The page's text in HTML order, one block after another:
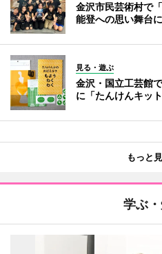
金沢市民芸術村で
能登への思い舞台に
見る・遊ぶ
金沢・国立工芸館
に「たんけんキッ
もっと
学ぶ